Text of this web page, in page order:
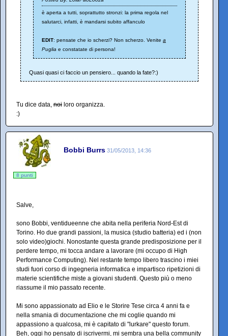
è aperta a tutti, soprattutto stronzi: la prima regola nel
salutarci, infatti, è mandarsi subito affanculo
EDIT: pensate che io scherzi? Non scherzo. Venite a
Puglia e constatate di persona!
Quasi quasi ci faccio un pensiero... quando la fate?:)
Tu dice data, noi loro organizza.
:)
Bobbi Burrs 31/05/2013, 14:36
8 punti
Salve,
sono Bobbi, ventidueenne che abita nella periferia Nord-Est di
Torino. Ho due grandi passioni, la musica (studio batteria) ed i (non
solo video)giochi. Nonostante questa grande predisposizione per il
perdere tempo, mi tocca andare a lavorare (mi occupo di High
Performance Computing). Nel restante tempo libero trascino i miei
studi fuori corso di ingegneria informatica e impartisco ripetizioni di
materie scientifiche miste a giovani studenti. Questo più o meno
riassume il mio passato recente.
Mi sono appassionato ad Elio e le Storire Tese circa 4 anni fa e
nella smania di documentazione che mi coglie quando mi
appassiono a qualcosa, mi è capitato di "lurkare" questo forum.
Beh, oggi ho pensato di iscrivermi, mi sembra una bella community